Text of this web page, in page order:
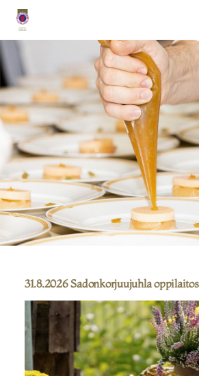
Siirry
sivun
sisältöön
Chaîne des Rôtisseurs Finlande ry
31.8.2026 Sadonkorjuujuhla